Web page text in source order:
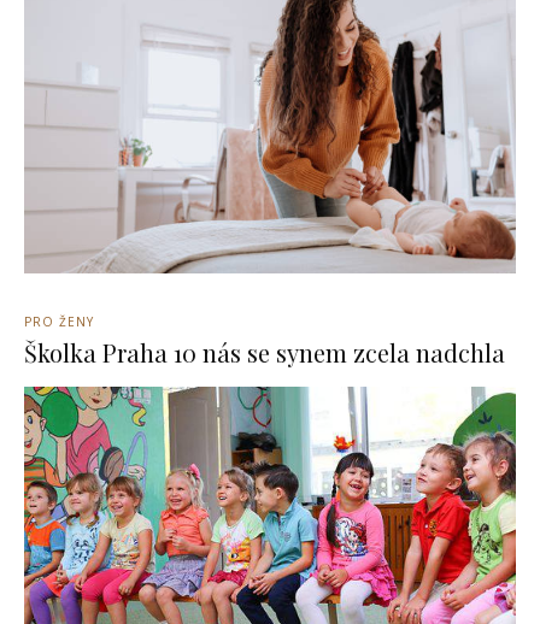
PRO ŽENY
Školka Praha 10 nás se synem zcela nadchla